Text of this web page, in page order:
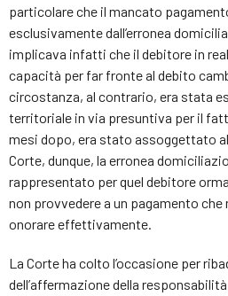
particolare che il mancato
esclusivamente dall’erronea
implicava infatti che il debitore in
capacità per far fronte al debito
circostanza, al contrario, era stata
territoriale in via presuntiva per il
mesi dopo, era stato assoggettato
Corte, dunque, la erronea
rappresentato per quel debitore
non provvedere a un pagamento
onorare effettivamente.
La Corte ha colto l’occasione per
dell’affermazione della